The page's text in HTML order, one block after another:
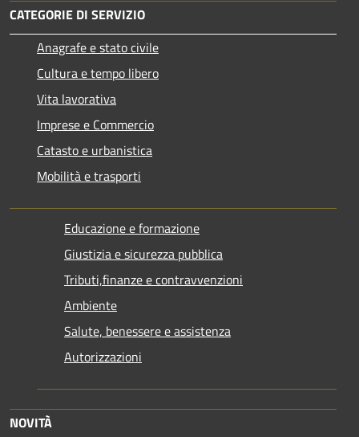
CATEGORIE DI SERVIZIO
Anagrafe e stato civile
Cultura e tempo libero
Vita lavorativa
Imprese e Commercio
Catasto e urbanistica
Mobilità e trasporti
Educazione e formazione
Giustizia e sicurezza pubblica
Tributi,finanze e contravvenzioni
Ambiente
Salute, benessere e assistenza
Autorizzazioni
NOVITÀ